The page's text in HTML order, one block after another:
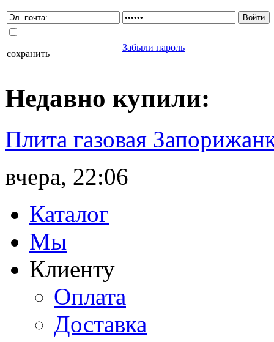
сохранить
Забыли пароль
Недавно купили:
Плита газовая
вчера, 22:06
Каталог
Мы
Клиенту
Оплата
Доставка